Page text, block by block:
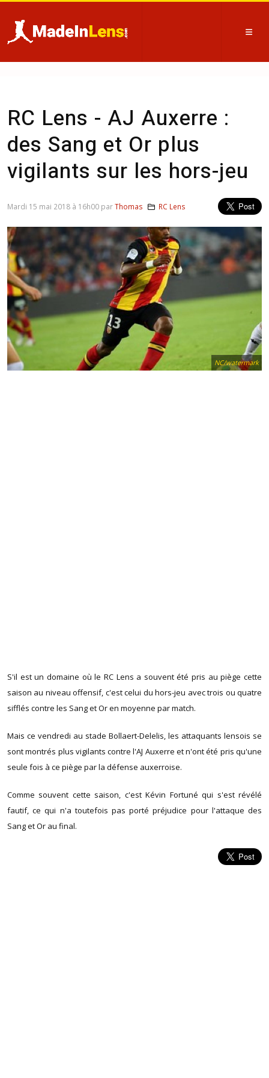
RC Lens - AJ Auxerre :
des Sang et Or plus
vigilants sur les hors-jeu
NC/watermark
S'il est un domaine où le RC Lens a souvent été pris au piège cette
saison au niveau offensif, c'est celui du hors-jeu avec trois ou quatre
sifflés contre les Sang et Or en moyenne par match.
Mais ce vendredi au stade Bollaert-Delelis, les attaquants lensois se
sont montrés plus vigilants contre l'AJ Auxerre et n'ont été pris qu'une
seule fois à ce piège par la défense auxerroise.
Comme souvent cette saison, c'est Kévin Fortuné qui s'est révélé
fautif, ce qui n'a toutefois pas porté préjudice pour l'attaque des
Sang et Or au final.
Mardi 15 mai 2018 à 16h00 parThomas RC Lens